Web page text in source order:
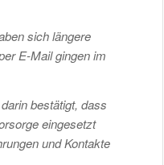
sich längere
E-Mail gingen im
bestätigt, dass
eingesetzt
und Kontakte